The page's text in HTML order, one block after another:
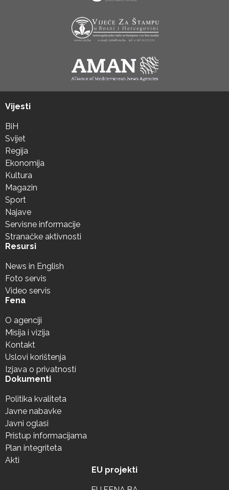
Vijesti
BiH
Svijet
Regija
Ekonomija
Kultura
Magazin
Sport
Najave
Servisne informacije
Stranačke aktivnosti
Resursi
News in English
Foto servis
Video servis
Fena
O agenciji
Misija i vizija
Kontakt
Uslovi korištenja
Izjava o privatnosti
Dokumenti
Politika kvaliteta
Javne nabavke
Javni oglasi
Pristup informacijama
Plan integriteta
Akti
EU projekti